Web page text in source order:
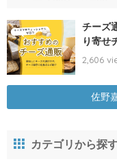
チーズ
り寄せ
2,606
佐野
カテゴリから探